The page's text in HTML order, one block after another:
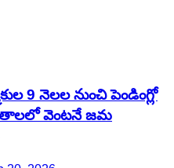
9 నెలల నుంచి పెండింగ్లో
వెంటనే జమ